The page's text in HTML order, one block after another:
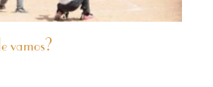
vamos?